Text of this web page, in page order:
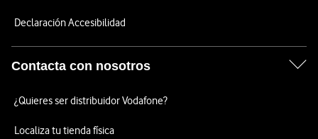
Declaración Accesibilidad
Contacta con nosotros
¿Quieres ser distribuidor Vodafone?
Localiza tu tienda física